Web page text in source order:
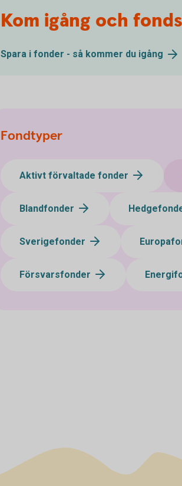
Kom igång och
Spara i fonder - så kommer du igång
Fondtyper
Aktivt förvaltade fonder
Blandfonder
Sverigefonder
Försvarsfonder